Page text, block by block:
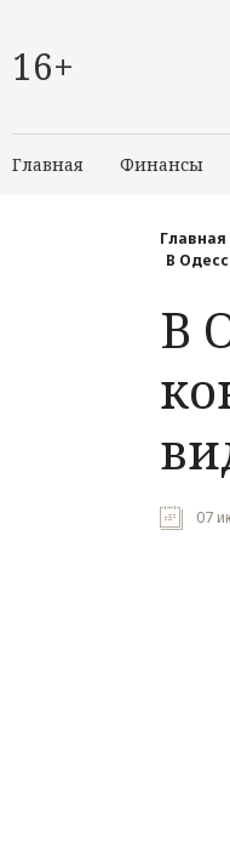
16+
Главная Финансы
Главная
В
В
07